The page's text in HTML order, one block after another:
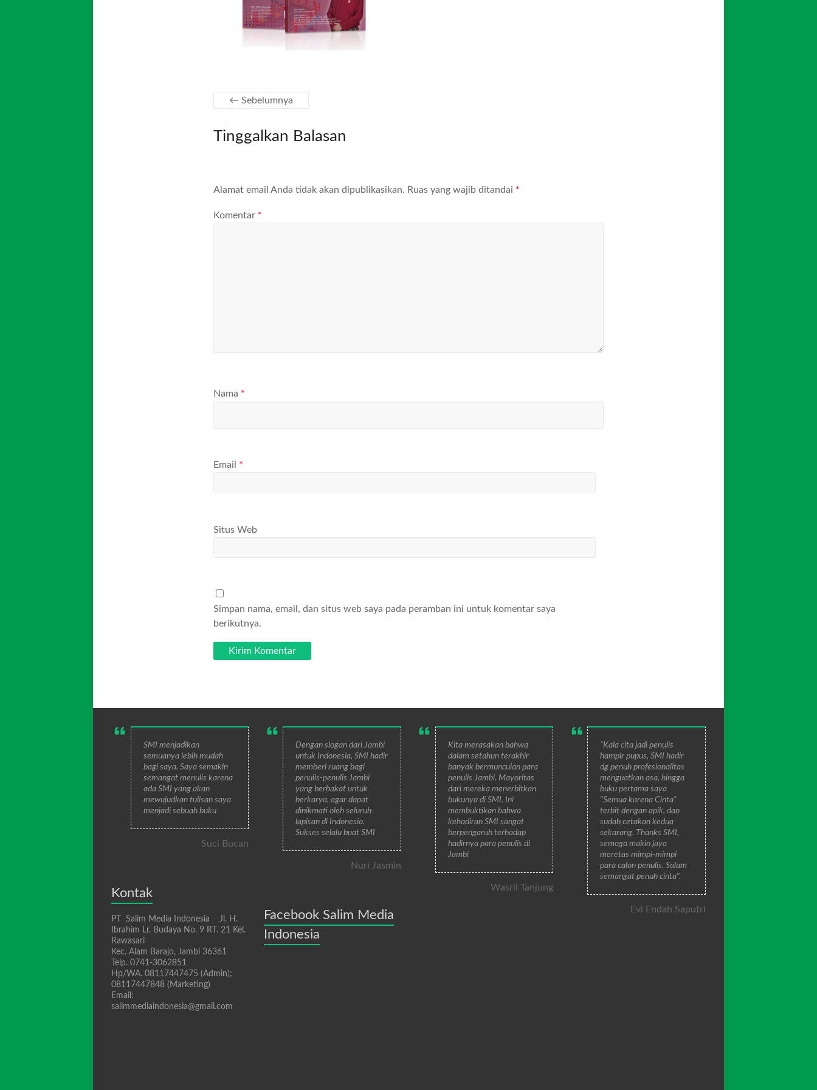
← Sebelumnya
Tinggalkan Balasan
Alamat email Anda tidak akan dipublikasikan. Ruas yang wajib ditandai *
Komentar *
Nama *
Email *
Situs Web
Simpan nama, email, dan situs web saya pada peramban ini untuk komentar saya
berikutnya.
SMI menjadikan
semuanya lebih mudah
bagi saya. Saya semakin
semangat menulis karena
ada SMI yang akan
mewujudkan tulisan saya
menjadi sebuah buku
Suci Bucan
Kontak
PT Salim Media Indonesia Jl. H.
Ibrahim Lr. Budaya No. 9 RT. 21 Kel.
Rawasari
Kec. Alam Barajo, Jambi 36361
Telp. 0741-3062851
Hp/WA. 08117447475 (Admin);
08117447848 (Marketing)
Email:
salimmediaindonesia@gmail.com
Dengan slogan dari Jambi
untuk Indonesia, SMI hadir
memberi ruang bagi
penulis-penulis Jambi
yang berbakat untuk
berkarya, agar dapat
dinikmati oleh seluruh
lapisan di Indonesia.
Sukses selalu buat SMI
Nuri Jasmin
Facebook Salim Media
Indonesia
Kita merasakan bahwa
dalam setahun terakhir
banyak bermunculan para
penulis Jambi. Mayoritas
dari mereka menerbitkan
bukunya di SMI. Ini
membuktikan bahwa
kehadiran SMI sangat
berpengaruh terhadap
hadirnya para penulis di
Jambi
Wasril Tanjung
"Kala cita jadi penulis
hampir pupus, SMI hadir
dg penuh profesionalitas
menguatkan asa, hingga
buku pertama saya
"Semua karena Cinta"
terbit dengan apik, dan
sudah cetakan kedua
sekarang. Thanks SMI,
semoga makin jaya
meretas mimpi-mimpi
para calon penulis. Salam
semangat penuh cinta".
Evi Endah Saputri